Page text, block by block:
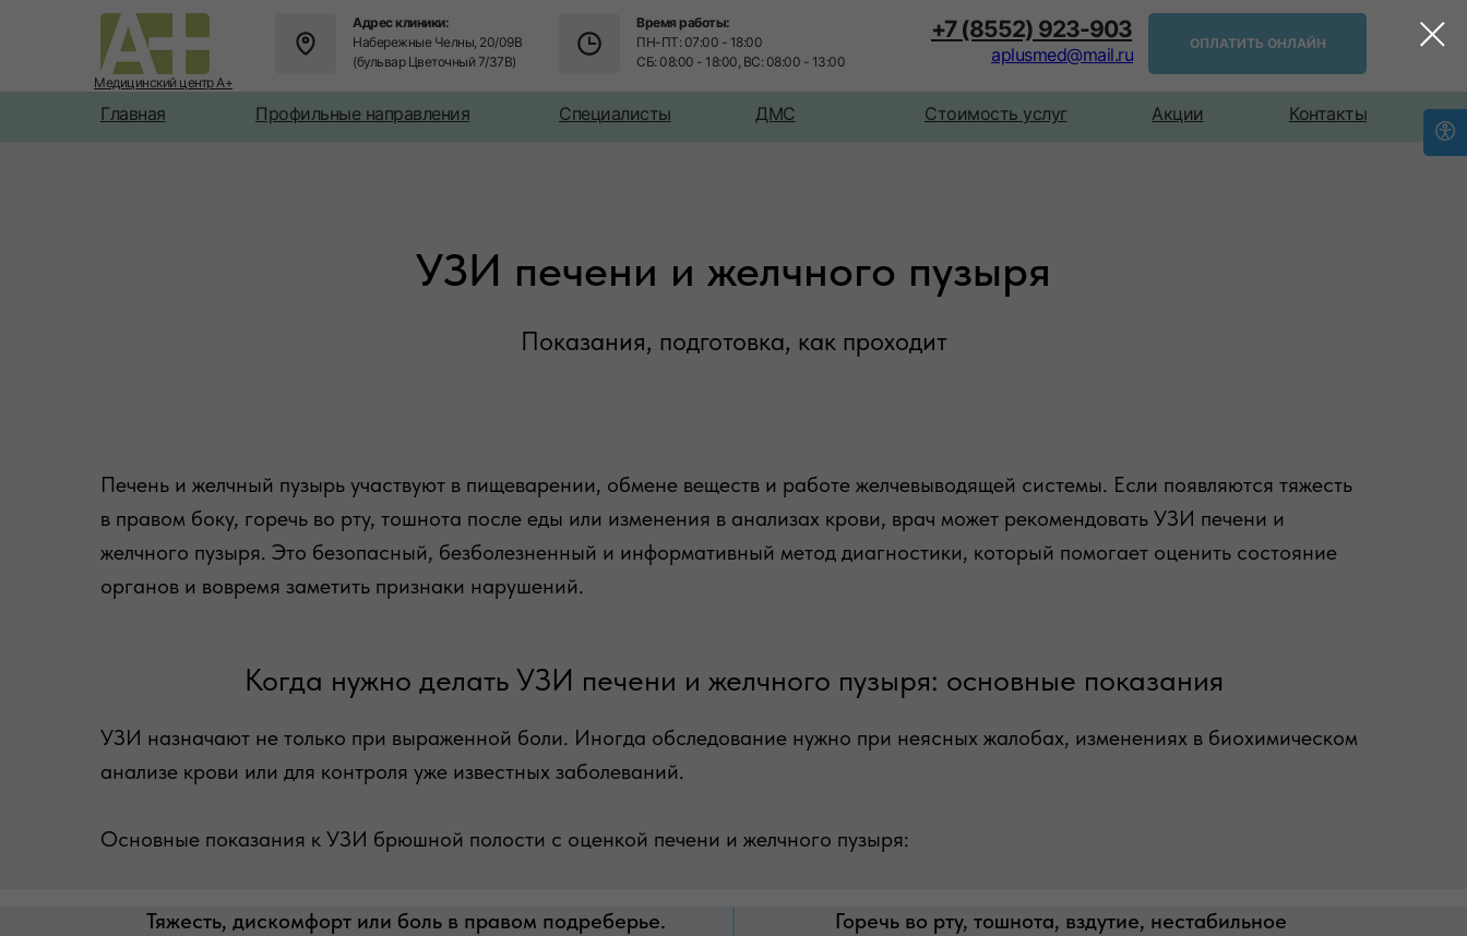
+7 (8552) 923-903
Время работы:
ПН-ПТ: 07:00 - 18:00
СБ: 08:00 - 18:00, ВС: 08:00 - 13:00
aplusmed@mail.ru
Адрес клиники:
Набережные Челны, 20/09В
(бульвар Цветочный 7/37В)
ОПЛАТИТЬ ОНЛАЙН
Контакты
Акции
Стоимость услуг
ДМС
Специалисты
Профильные направления
Главная
Медицинский центр А+
УЗИ печени и желчного пузыря
Показания, подготовка, как проходит
Печень и желчный пузырь участвуют в пищеварении, обмене веществ и работе желчевыводящей системы. Если появляются тяжесть
в правом боку, горечь во рту, тошнота после еды или изменения в анализах крови, врач может рекомендовать УЗИ печени и
желчного пузыря. Это безопасный, безболезненный и информативный метод диагностики, который помогает оценить состояние
органов и вовремя заметить признаки нарушений.
Когда нужно делать УЗИ печени и желчного пузыря: основные показания
УЗИ назначают не только при выраженной боли. Иногда обследование нужно при неясных жалобах, изменениях в биохимическом
анализе крови или для контроля уже известных заболеваний.
Основные показания к УЗИ брюшной полости с оценкой печени и желчного пузыря:
Тяжесть, дискомфорт или боль в правом подреберье.
Горечь во рту, тошнота, вздутие, нестабильное